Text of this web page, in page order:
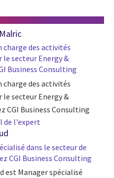
charge des activités
le secteur Energy &
Business Consulting
charge des activités
le secteur Energy &
CGI Business Consulting
de l'expert
dans le secteur de
CGI Business Consulting
est Manager spécialisé